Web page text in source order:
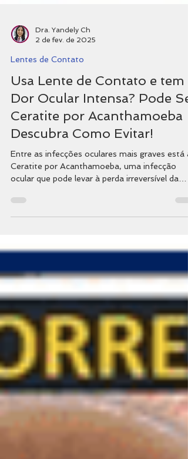
2 de fev. de 2025
Lentes de Contato
Usa Lente de Contato e tem
Dor Ocular Intensa? Pode
Ceratite por Acanthamoeba –
Descubra Como Evitar!
Entre as infecções oculares mais graves está a
Ceratite por Acanthamoeba, uma infecção
ocular que pode levar à perda irreversível da